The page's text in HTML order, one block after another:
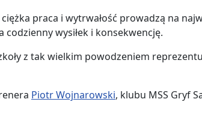
praca i wytrwałość prowadzą na
wysiłek i konsekwencję.
z tak wielkim powodzeniem
Piotr Wojnarowski, klubu MSS Gryf